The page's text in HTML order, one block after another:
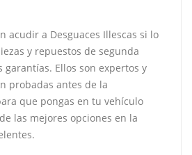
acudir a Desguaces Illescas si lo
y repuestos de segunda
garantías. Ellos son expertos y
probadas antes de la
que pongas en tu vehículo
las mejores opciones en la